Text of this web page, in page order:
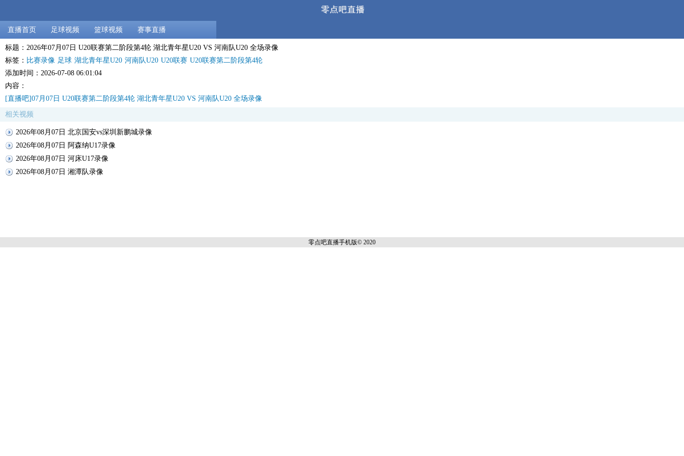
直播首页 足球视频 篮球视频 赛事直播
标题：2026年07月07日 U20联赛第二阶段第4轮 湖北青年星U20 VS 河南队U20 全场录像
标签： 比赛录像 足球 湖北青年星U20 河南队U20 U20联赛 U20联赛第二阶段第4轮
添加时间：2026-07-08 06:01:04
内容：
[直播吧]07月07日 U20联赛第二阶段第4轮 湖北青年星U20 VS 河南队U20 全场录像
相关视频
2026年08月07日 北京国安vs深圳新鹏城录像
2026年08月07日 阿森纳U17录像
2026年08月07日 河床U17录像
2026年08月07日 湘潭队录像
零点吧直播手机版© 2020